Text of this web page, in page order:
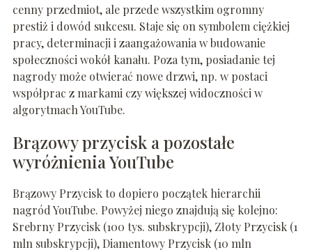
cenny przedmiot, ale przede wszystkim ogromny
prestiż i dowód sukcesu. Staje się on symbolem ciężkiej
pracy, determinacji i zaangażowania w budowanie
społeczności wokół kanału. Poza tym, posiadanie tej
nagrody może otwierać nowe drzwi, np. w postaci
współprac z markami czy większej widoczności w
algorytmach YouTube.
Brązowy przycisk a pozostałe
wyróżnienia YouTube
Brązowy Przycisk to dopiero początek hierarchii
nagród YouTube. Powyżej niego znajdują się kolejno:
Srebrny Przycisk (100 tys. subskrypcji), Złoty Przycisk (1
mln subskrypcji), Diamentowy Przycisk (10 mln